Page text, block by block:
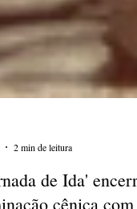
2 min de leitura